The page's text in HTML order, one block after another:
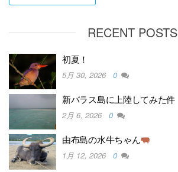
RECENT POSTS
初夏！
5月 30, 2026 0
新バラス島に上陸してみた件
2月 6, 2026 0
由布島の水牛ちゃん
1月 12, 2026 0